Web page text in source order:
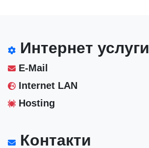
Интернет услуги
E-Mail
Internet LAN
Hosting
Контакти